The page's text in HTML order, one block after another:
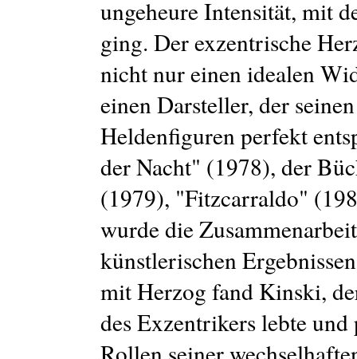
ungeheure Intensität, mit
ging. Der exzentrische
nicht nur einen idealen
einen Darsteller, der
Heldenfiguren perfekt
der Nacht" (1978), der
(1979), "Fitzcarraldo"
wurde die
künstlerischen
mit Herzog fand Kinski,
des Exzentrikers lebte